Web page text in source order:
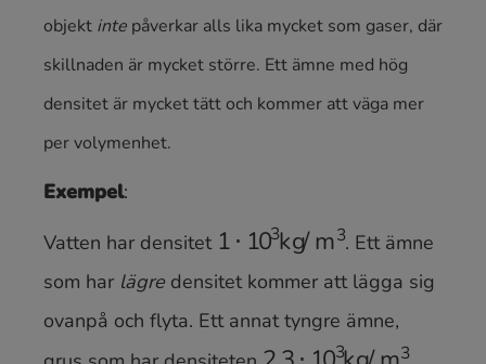
objekt inte påverkar alls lika mycket som gaser, där
skillnaden är mycket större. Ett ämne med hög
densitet är mycket tätt och kommer att väga mer
per volymenhet.
Exempel:
Vatten har densitet
1⋅103kg/m3
. Ett ämne
som har lägre densitet kommer att lägga sig
ovanpå och flyta. Ett annat tyngre ämne,